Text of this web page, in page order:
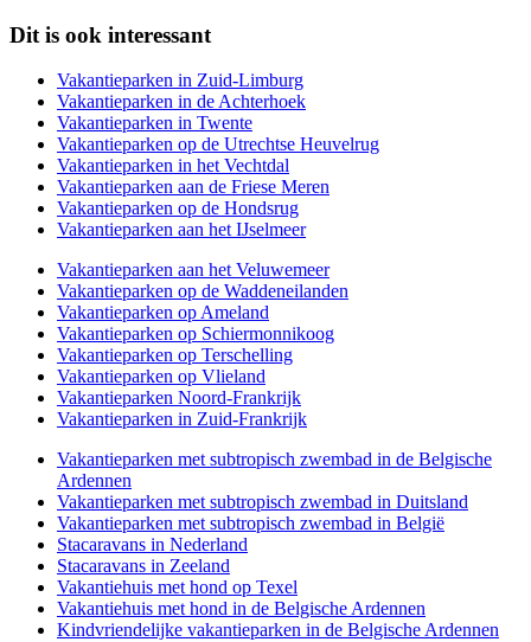
Dit is ook interessant
Vakantieparken in Zuid-Limburg
Vakantieparken in de Achterhoek
Vakantieparken in Twente
Vakantieparken op de Utrechtse Heuvelrug
Vakantieparken in het Vechtdal
Vakantieparken aan de Friese Meren
Vakantieparken op de Hondsrug
Vakantieparken aan het IJselmeer
Vakantieparken aan het Veluwemeer
Vakantieparken op de Waddeneilanden
Vakantieparken op Ameland
Vakantieparken op Schiermonnikoog
Vakantieparken op Terschelling
Vakantieparken op Vlieland
Vakantieparken Noord-Frankrijk
Vakantieparken in Zuid-Frankrijk
Vakantieparken met subtropisch zwembad in de Belgische
Ardennen
Vakantieparken met subtropisch zwembad in Duitsland
Vakantieparken met subtropisch zwembad in België
Stacaravans in Nederland
Stacaravans in Zeeland
Vakantiehuis met hond op Texel
Vakantiehuis met hond in de Belgische Ardennen
Kindvriendelijke vakantieparken in de Belgische Ardennen